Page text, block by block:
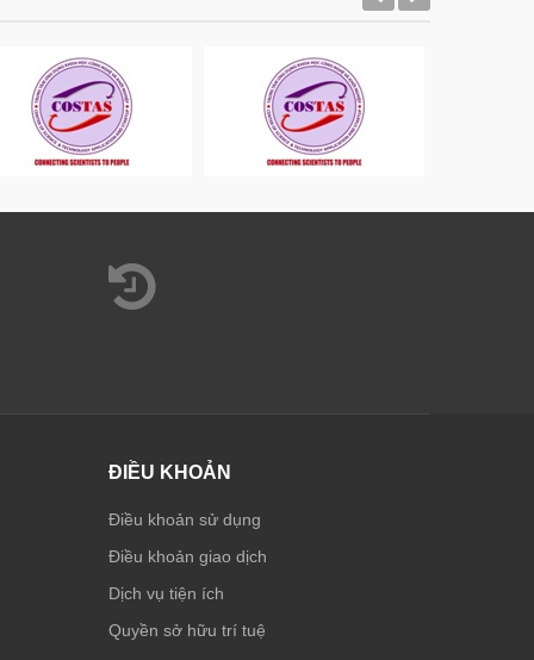
ĐIỀU KHOẢN
Điều khoản sử dụng
Điều khoản giao dịch
Dịch vụ tiện ích
Quyền sở hữu trí tuệ